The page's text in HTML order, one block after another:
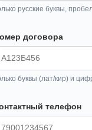
русские буквы,
договора
буквы (лат/кир) и
телефон